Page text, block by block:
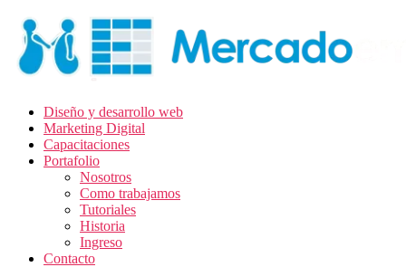
Diseño y desarrollo web
Marketing Digital
Capacitaciones
Portafolio
Nosotros
Como trabajamos
Tutoriales
Historia
Ingreso
Contacto